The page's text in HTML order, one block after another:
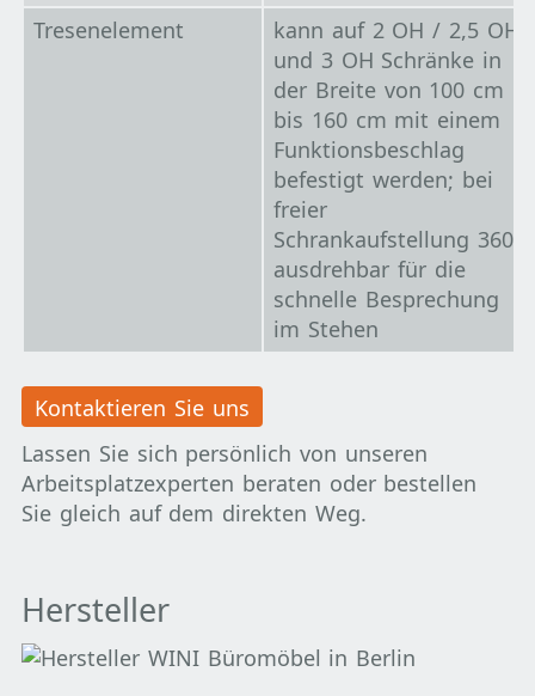
Tresenelement
kann auf 2 OH / 2,5 OH
und 3 OH Schränke in
der Breite von 100 cm
bis 160 cm mit einem
Funktionsbeschlag
befestigt werden; bei
freier
Schrankaufstellung 360°
ausdrehbar für die
schnelle Besprechung
im Stehen
Kontaktieren Sie uns
Lassen Sie sich persönlich von unseren
Arbeitsplatzexperten beraten oder bestellen
Sie gleich auf dem direkten Weg.
Hersteller